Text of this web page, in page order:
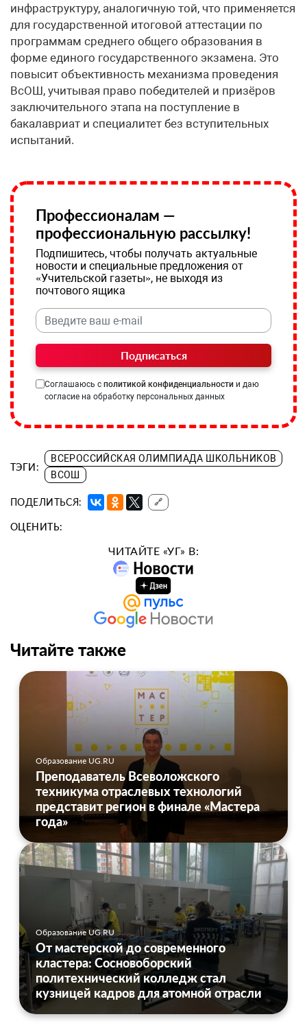
инфраструктуру, аналогичную той, что применяется
для государственной итоговой аттестации по
программам среднего общего образования в
форме единого государственного экзамена. Это
повысит объективность механизма проведения
ВсОШ, учитывая право победителей и призёров
заключительного этапа на поступление в
бакалавриат и специалитет без вступительных
испытаний.
Профессионалам —
профессиональную рассылку!
Подпишитесь, чтобы получать актуальные
новости и специальные предложения от
«Учительской газеты», не выходя из
почтового ящика
Подписаться
Соглашаюсь с политикой конфиденциальности и даю
согласие на обработку персональных данных
ТЭГИ:
ВСЕРОССИЙСКАЯ ОЛИМПИАДА ШКОЛЬНИКОВ
ВСОШ
ПОДЕЛИТЬСЯ: 🔗
ОЦЕНИТЬ:
ЧИТАЙТЕ «УГ» В:
Читайте также
Образование UG.RU
Преподаватель Всеволожского
техникума отраслевых технологий
представит регион в финале «Мастера
года»
Образование UG.RU
От мастерской до современного
кластера: Сосновоборский
политехнический колледж стал
кузницей кадров для атомной отрасли